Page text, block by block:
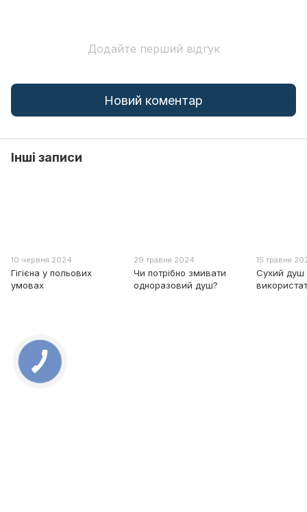
Додайте перший відгук
Новий коментар
Інші записи
10 червня 2024
Гігієна у польових
умовах
29 травня 2024
Чи потрібно змивати
одноразовий душ?
15 травня
Сухий
0 800 336 093